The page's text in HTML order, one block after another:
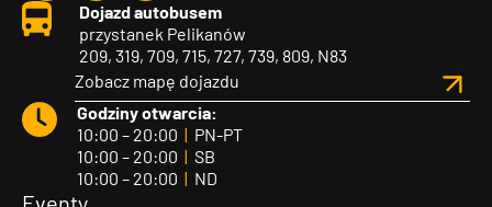
FacebookInstagramYouTube
Dojazd autobusem
przystanek Pelikanów
209, 319, 709, 715, 727, 739, 809, N83
Zobacz mapę dojazdu
Godziny otwarcia:
10:00 – 20:00 | PN-PT
10:00 – 20:00 | SB
10:00 – 20:00 | ND